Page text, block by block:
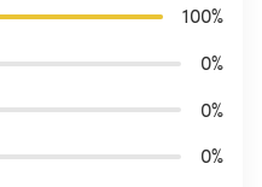
100%
0%
0%
0%